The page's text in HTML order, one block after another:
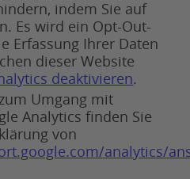
indem Sie auf
Es wird ein Opt-Out-
Erfassung Ihrer Daten
dieser Website
deaktivieren.
Umgang mit
Analytics finden Sie
von
analytics/